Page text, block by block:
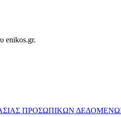
enikos.gr.
ΠΡΟΣΩΠΙΚΩΝ